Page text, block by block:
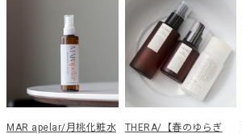
MAR apelar/月桃化粧水
THERA/【春のゆらぎ